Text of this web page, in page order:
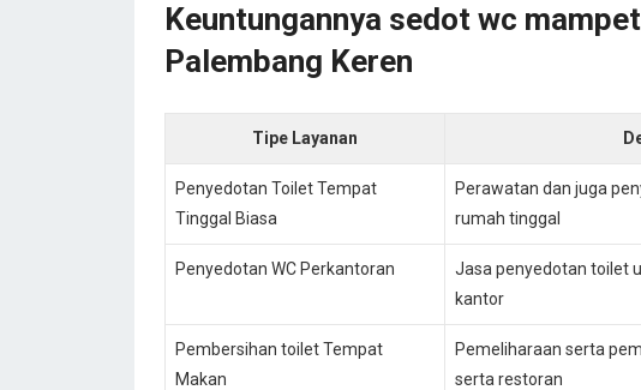
Keuntungannya sedot wc
Palembang Keren
Tipe Layanan
Penyedotan Toilet Tempat
Tinggal Biasa
Perawatan dan juga
rumah tinggal
Penyedotan WC Perkantoran
Jasa penyedotan toilet
kantor
Pembersihan toilet Tempat
Makan
Pemeliharaan serta
serta restoran